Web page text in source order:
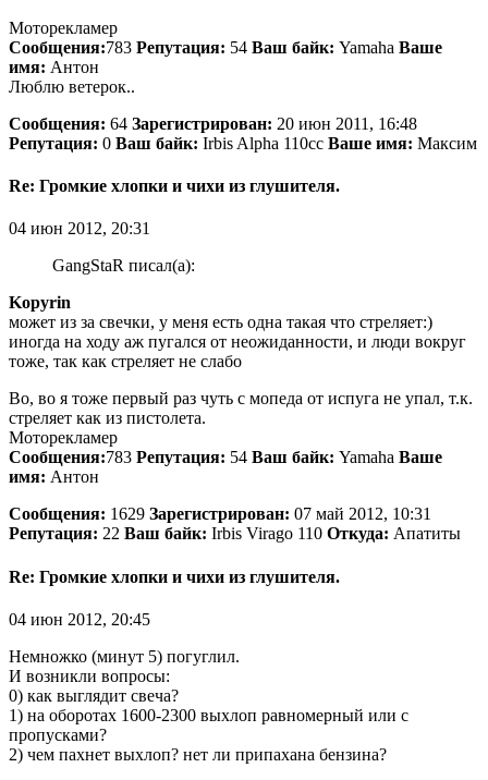
Моторекламер
Сообщения:783 Репутация: 54 Ваш байк: Yamaha Ваше
имя: Антон
Люблю ветерок..
Сообщения: 64 Зарегистрирован: 20 июн 2011, 16:48
Репутация: 0 Ваш байк: Irbis Alpha 110сс Ваше имя: Максим
Re: Громкие хлопки и чихи из глушителя.
04 июн 2012, 20:31
GangStaR писал(а):
Kopyrin
может из за свечки, у меня есть одна такая что стреляет:)
иногда на ходу аж пугался от неожиданности, и люди вокруг
тоже, так как стреляет не слабо
Во, во я тоже первый раз чуть с мопеда от испуга не упал, т.к.
стреляет как из пистолета.
Моторекламер
Сообщения:783 Репутация: 54 Ваш байк: Yamaha Ваше
имя: Антон
Сообщения: 1629 Зарегистрирован: 07 май 2012, 10:31
Репутация: 22 Ваш байк: Irbis Virago 110 Откуда: Апатиты
Re: Громкие хлопки и чихи из глушителя.
04 июн 2012, 20:45
Немножко (минут 5) погуглил.
И возникли вопросы:
0) как выглядит свеча?
1) на оборотах 1600-2300 выхлоп равномерный или с
пропусками?
2) чем пахнет выхлоп? нет ли припахана бензина?